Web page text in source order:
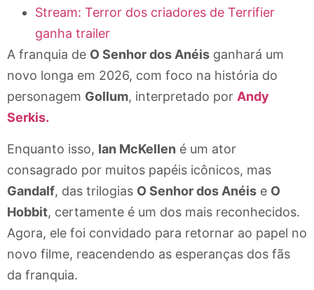
Stream: Terror dos criadores de Terrifier
ganha trailer
A franquia de O Senhor dos Anéis ganhará um
novo longa em 2026, com foco na história do
personagem Gollum, interpretado por Andy
Serkis.
Enquanto isso, Ian McKellen é um ator
consagrado por muitos papéis icônicos, mas
Gandalf, das trilogias O Senhor dos Anéis e O
Hobbit, certamente é um dos mais reconhecidos.
Agora, ele foi convidado para retornar ao papel no
novo filme, reacendendo as esperanças dos fãs
da franquia.